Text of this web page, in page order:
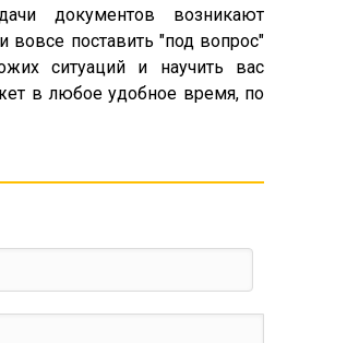
документов возникают
вовсе поставить "под вопрос"
ситуаций и научить вас
в любое удобное время, по